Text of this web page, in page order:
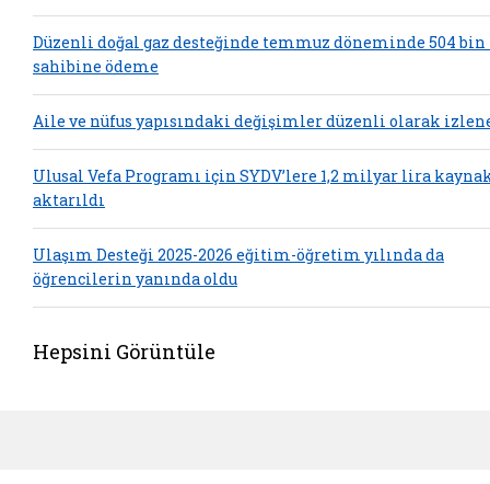
Düzenli doğal gaz desteğinde temmuz döneminde 504
sahibine ödeme
Aile ve nüfus yapısındaki değişimler düzenli olarak
Ulusal Vefa Programı için SYDV’lere 1,2 milyar lira
aktarıldı
Ulaşım Desteği 2025-2026 eğitim-öğretim yılında da
öğrencilerin yanında oldu
Hepsini Görüntüle